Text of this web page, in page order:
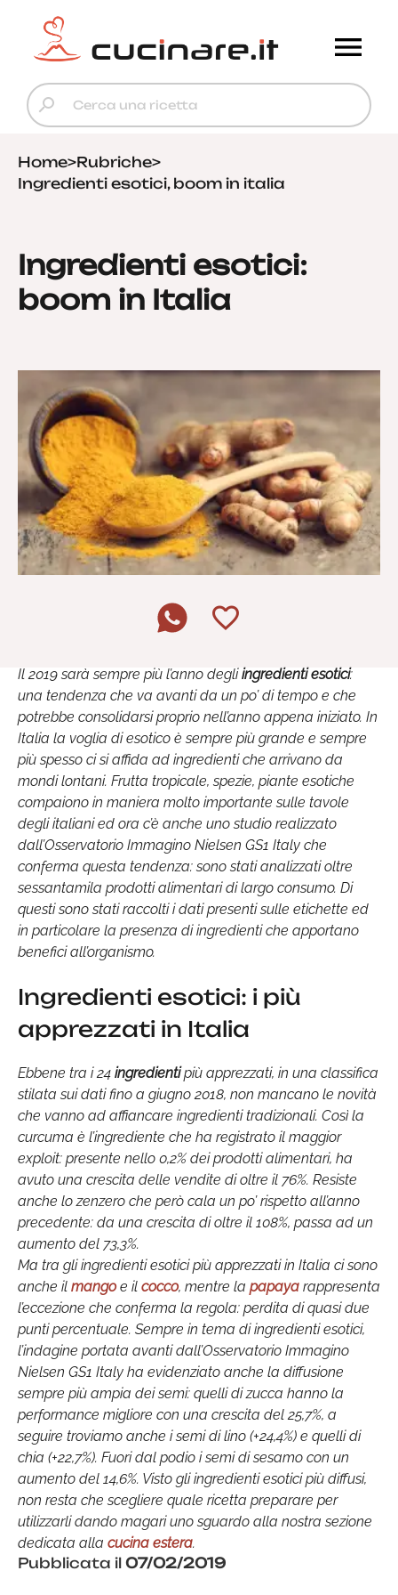
Home>Rubriche>
Ingredienti esotici, boom in italia
Ingredienti esotici:
boom in Italia
Il 2019 sarà sempre più l’anno degliingredienti esotici:
una tendenza che va avanti da un po’ di tempo e che
potrebbe consolidarsi proprio nell’anno appena iniziato. In
Italia la voglia di esotico è sempre più grande e sempre
più spesso ci si affida ad ingredienti che arrivano da
mondi lontani. Frutta tropicale, spezie, piante esotiche
compaiono in maniera molto importante sulle tavole
degli italiani ed ora c’è anche uno studio realizzato
dall’Osservatorio Immagino Nielsen GS1 Italy che
conferma questa tendenza: sono stati analizzati oltre
sessantamila prodotti alimentari di largo consumo. Di
questi sono stati raccolti i dati presenti sulle etichette ed
in particolare la presenza di ingredienti che apportano
benefici all’organismo.
Ingredienti esotici: i più
apprezzati in Italia
Ebbene tra i 24 ingredientipiù apprezzati, in una classifica
stilata sui dati fino a giugno 2018, non mancano le novità
che vanno ad affiancare ingredienti tradizionali. Così la
curcuma è l’ingrediente che ha registrato il maggior
exploit: presente nello 0,2% dei prodotti alimentari, ha
avuto una crescita delle vendite di oltre il 76%. Resiste
anche lo zenzero che però cala un po’ rispetto all’anno
precedente: da una crescita di oltre il 108%, passa ad un
aumento del 73,3%.
Ma tra gli ingredienti esotici più apprezzati in Italia ci sono
anche il mangoe il cocco, mentre la papaya rappresenta
l’eccezione che conferma la regola: perdita di quasi due
punti percentuale. Sempre in tema di ingredienti esotici,
l’indagine portata avanti dall’Osservatorio Immagino
Nielsen GS1 Italy ha evidenziato anche la diffusione
sempre più ampia dei semi: quelli di zucca hanno la
performance migliore con una crescita del 25,7%, a
seguire troviamo anche i semi di lino (+24,4%) e quelli di
chia (+22,7%). Fuori dal podio i semi di sesamo con un
aumento del 14,6%. Visto gli ingredienti esotici più diffusi,
non resta che scegliere quale ricetta preparare per
utilizzarli dando magari uno sguardo alla nostra sezione
dedicata alla cucina estera.
Pubblicata il 07/02/2019